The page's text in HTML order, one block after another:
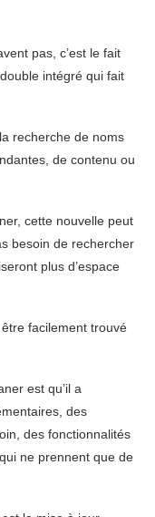
pas, c’est le fait
intégré qui fait
recherche de noms
de contenu ou
cette nouvelle peut
besoin de rechercher
plus d’espace
facilement trouvé
est qu’il a
des
des fonctionnalités
ne prennent que de